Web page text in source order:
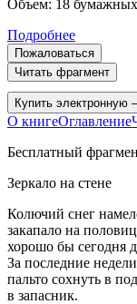
Объем: 18 бумажных
Подробнее
Пожаловаться
Читать фрагмент
Купить электронную
О книгеОглавление
Бесплатный
Зеркало на стене
Колючий снег
закапало на
хорошо бы сегодня
За последние
пальто сохнуть в
в запасник.